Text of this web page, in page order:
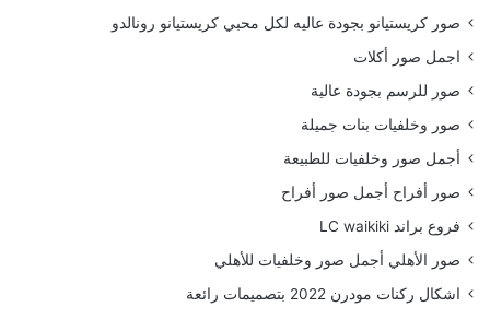
صور كريستيانو بجودة عاليه لكل محبي كريستيانو رونالدو
اجمل صور أكلات
صور للرسم بجودة عالية
صور وخلفيات بنات جميلة
أجمل صور وخلفيات للطبيعة
صور أفراح أجمل صور أفراح
فروع براند LC waikiki
صور الأهلي أجمل صور وخلفيات للأهلي
اشكال ركنات مودرن 2022 بتصميمات رائعة